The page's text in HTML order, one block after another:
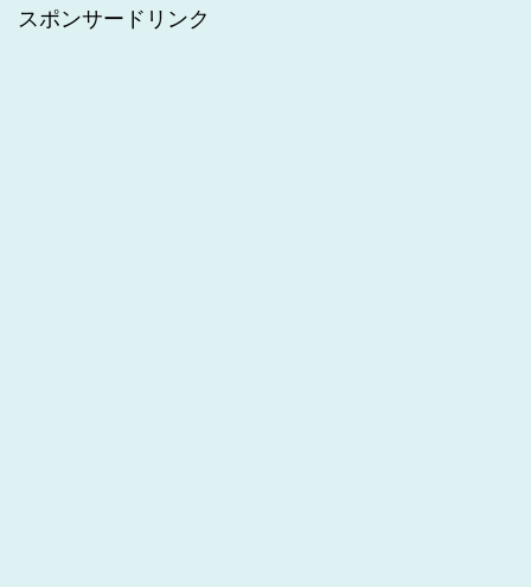
スポンサードリンク